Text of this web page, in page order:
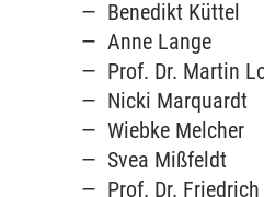
Benedikt Küttel
Anne Lange
Prof. Dr. Martin
Nicki Marquardt
Wiebke Melcher
Svea Mißfeldt
Prof. Dr.